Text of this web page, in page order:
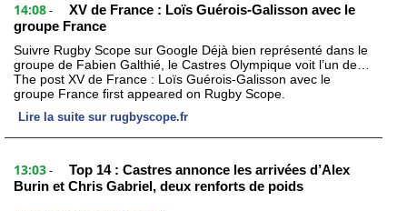
14:08 -
XV de France : Loïs Guérois-Galisson avec le
groupe France
Suivre Rugby Scope sur Google Déjà bien représenté dans le
groupe de Fabien Galthié, le Castres Olympique voit l’un de…
The post XV de France : Loïs Guérois-Galisson avec le
groupe France first appeared on Rugby Scope.
Lire la suite sur rugbyscope.fr
13:03 -
Top 14 : Castres annonce les arrivées d’Alex
Burin et Chris Gabriel, deux renforts de poids